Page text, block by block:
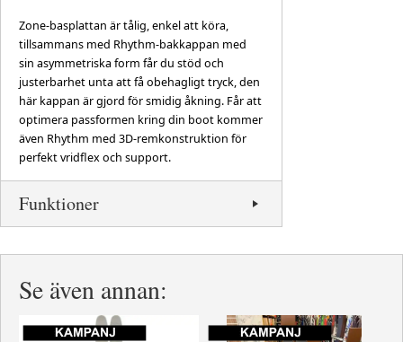
Zone-basplattan är tålig, enkel att köra,
tillsammans med Rhythm-bakkappan med
sin asymmetriska form får du stöd och
justerbarhet unta att få obehagligt tryck, den
här kappan är gjord för smidig åkning. Får att
optimera passformen kring din boot kommer
även Rhythm med 3D-remkonstruktion för
perfekt vridflex och support.
Funktioner
Se även annan: